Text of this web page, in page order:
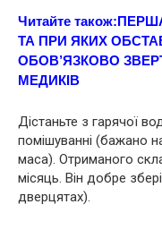
Читайте також:
ТА ПРИ ЯКИХ
ОБОВ’ЯЗКОВО
МЕДИКІВ
Дістаньте з гарячої
помішуванні (бажано
маса). Отриманого
місяць. Він добре
дверцятах).